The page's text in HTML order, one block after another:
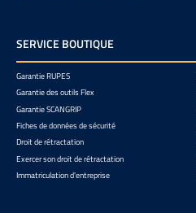
SERVICE BOUTIQUE
Garantie RUPES
Garantie des outils Flex
Garantie SCANGRIP
Fiches de données de sécurité
Droit de rétractation
Exercer son droit de rétractation
Immatriculation d'entreprise